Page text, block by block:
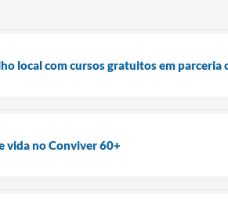
local com cursos gratuitos em parceria
vida no Conviver 60+